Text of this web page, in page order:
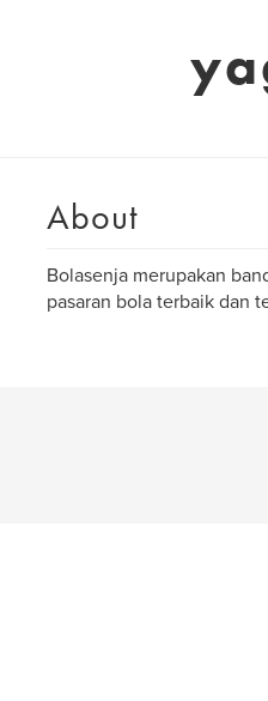
About
Bolasenja merupakan
pasaran bola terbaik dan